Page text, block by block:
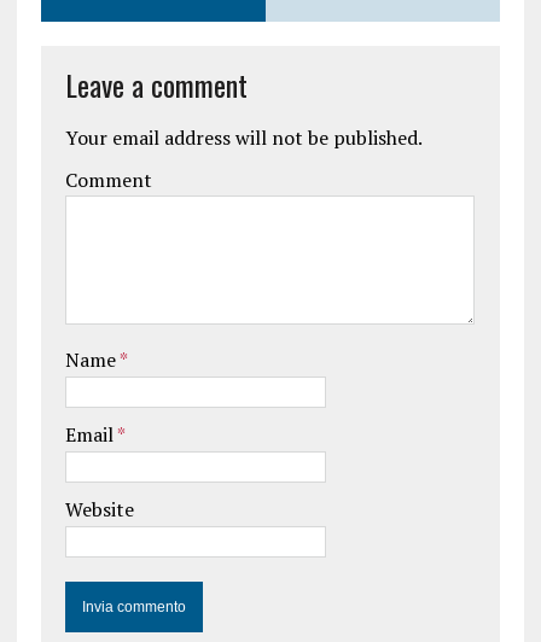
Leave a comment
Your email address will not be published.
Comment
Name*
Email*
Website